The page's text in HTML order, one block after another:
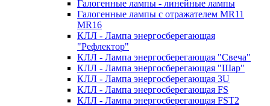
Галогенные лампы - линейные лампы
Галогенные лампы с отражателем MR11
MR16
КЛЛ - Лампа энергосберегающая
"Рефлектор"
КЛЛ - Лампа энергосберегающая "Свеча"
КЛЛ - Лампа энергосберегающая "Шар"
КЛЛ - Лампа энергосберегающая 3U
КЛЛ - Лампа энергосберегающая FS
КЛЛ - Лампа энергосберегающая FST2